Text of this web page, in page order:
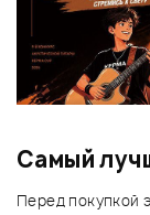
Самый
Перед покупкой